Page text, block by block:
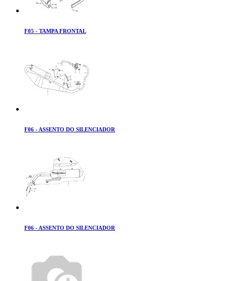
F05 - TAMPA FRONTAL
F06 - ASSENTO DO SILENCIADOR
F06 - ASSENTO DO SILENCIADOR